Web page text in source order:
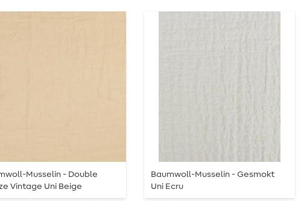
Musselin - Double
Vintage Uni Beige
Baumwoll-Musselin - Gesmokt
Uni Ecru